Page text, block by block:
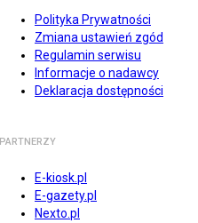
Polityka Prywatności
Zmiana ustawień zgód
Regulamin serwisu
Informacje o nadawcy
Deklaracja dostępności
PARTNERZY
E-kiosk.pl
E-gazety.pl
Nexto.pl